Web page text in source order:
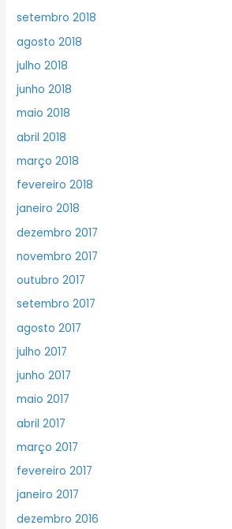
setembro 2018
agosto 2018
julho 2018
junho 2018
maio 2018
abril 2018
março 2018
fevereiro 2018
janeiro 2018
dezembro 2017
novembro 2017
outubro 2017
setembro 2017
agosto 2017
julho 2017
junho 2017
maio 2017
abril 2017
março 2017
fevereiro 2017
janeiro 2017
dezembro 2016